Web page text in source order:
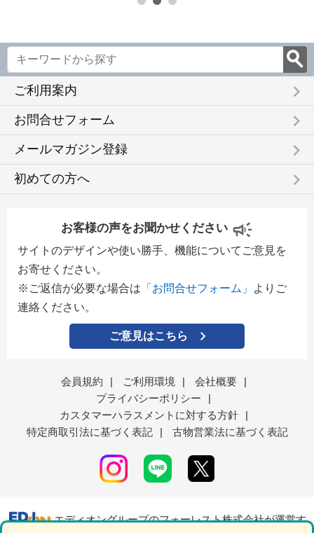
ご利用案内 keyboard_arrow_right
お問合せフォーム keyboard_arrow_right
メールマガジン登録 keyboard_arrow_right
初めての方へ keyboard_arrow_right
お客様の声をお聞かせください
サイトのデザインや使い勝手、機能についてご意見を
お寄せください。
※ご返信が必要な場合は 「お問合せフォーム」
よりご
連絡ください。
ご意見はこちら
会員規約 | ご利用環境 | 会社概要
|
プライバシーポリシー
|
カスタマーハラスメントに対する方針
|
特定商取引法に基づく表記
| 古物営業法に基づく表記
エディオングループのフォーレスト株式会社が運営す